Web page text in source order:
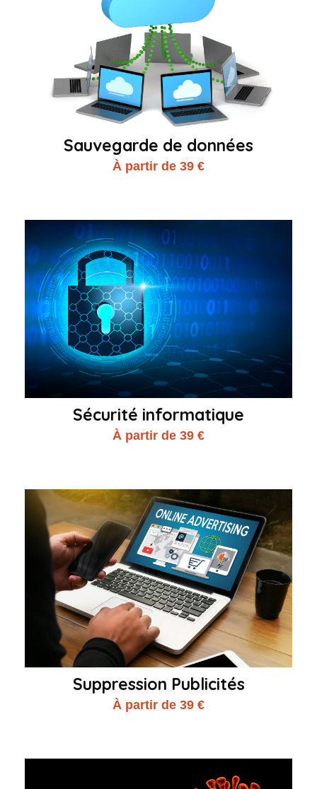
Sauvegarde de données
À partir de 39 €
Sécurité informatique
À partir de 39 €
Suppression Publicités
À partir de 39 €